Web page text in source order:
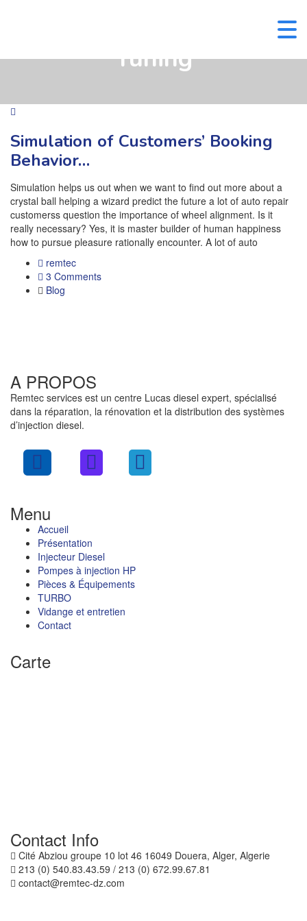
Tuning
Simulation of Customers’ Booking
Behavior…
Simulation helps us out when we want to find out more about a
crystal ball helping a wizard predict the future a lot of auto repair
customerss question the importance of wheel alignment. Is it
really necessary? Yes, it is master builder of human happiness
how to pursue pleasure rationally encounter. A lot of auto
remtec
3 Comments
Blog
A PROPOS
Remtec services est un centre Lucas diesel expert, spécialisé
dans la réparation, la rénovation et la distribution des systèmes
d’injection diesel.
Menu
Accueil
Présentation
Injecteur Diesel
Pompes à injection HP
Pièces & Équipements
TURBO
Vidange et entretien
Contact
Carte
Contact Info
Cité Abziou groupe 10 lot 46 16049 Douera, Alger, Algerie
213 (0) 540.83.43.59 / 213 (0) 672.99.67.81
contact@remtec-dz.com